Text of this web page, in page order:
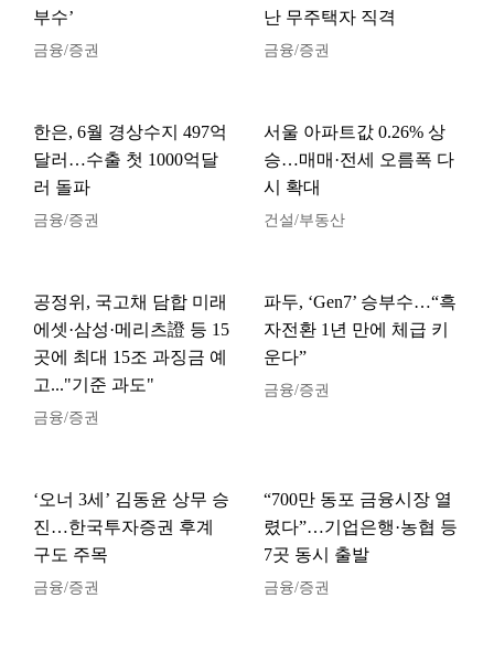
부수’
금융/증권
난 무주택자 직격
금융/증권
한은, 6월 경상수지 497억
달러…수출 첫 1000억달
러 돌파
금융/증권
서울 아파트값 0.26% 상
승…매매·전세 오름폭 다
시 확대
건설/부동산
공정위, 국고채 담합 미래
에셋·삼성·메리츠證 등 15
곳에 최대 15조 과징금 예
고..."기준 과도"
금융/증권
파두, ‘Gen7’ 승부수…“흑
자전환 1년 만에 체급 키
운다”
금융/증권
‘오너 3세’ 김동윤 상무 승
진…한국투자증권 후계
구도 주목
금융/증권
“700만 동포 금융시장 열
렸다”…기업은행·농협 등
7곳 동시 출발
금융/증권